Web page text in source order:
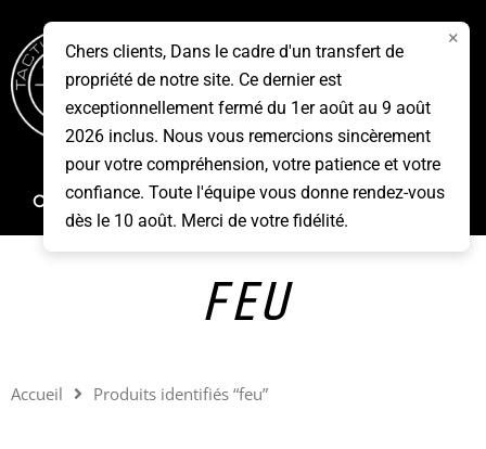
contenu
Rechercher
FEU
Accueil Produits identifiés “feu”
×
Chers clients, Dans le cadre d'un transfert de
propriété de notre site. Ce dernier est
exceptionnellement fermé du 1er août au 9 août
2026 inclus. Nous vous remercions sincèrement
pour votre compréhension, votre patience et votre
confiance. Toute l'équipe vous donne rendez-vous
dès le 10 août. Merci de votre fidélité.